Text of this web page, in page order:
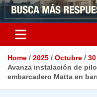
Home 2025 Octubre
30
Avanza instalación de
embarcadero Matta en